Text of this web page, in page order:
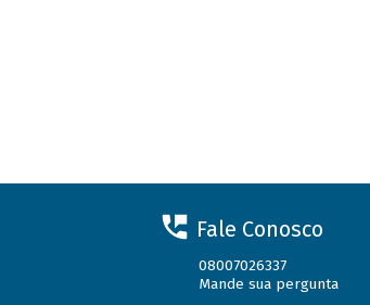
Fale Conosco
08007026337
Mande sua pergunta